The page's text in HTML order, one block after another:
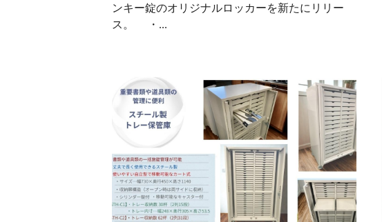
ンキー錠のオリジナルロッカーを新たにリリー
ス。 ・...